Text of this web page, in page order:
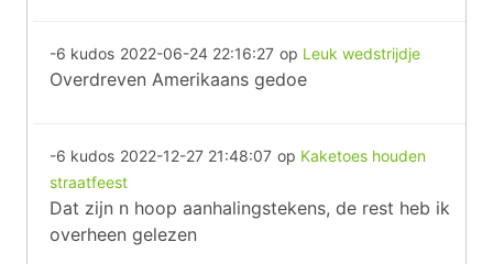
-6 kudos 2022-06-24 22:16:27 op Leuk wedstrijdje
Overdreven Amerikaans gedoe
-6 kudos 2022-12-27 21:48:07 op Kaketoes houden
straatfeest
Dat zijn n hoop aanhalingstekens, de rest heb ik
overheen gelezen